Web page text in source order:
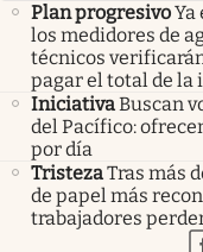
Plan progresivoYa
los medidores de
técnicos
pagar el total de la
IniciativaBuscan
del Pacífico:
por día
TristezaTras más
de papel más
trabajadores